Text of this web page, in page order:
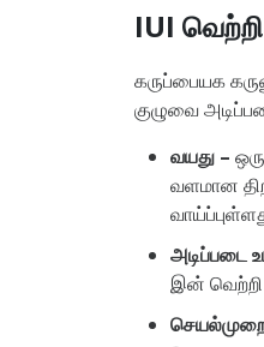
IUI
கருப்பையக
குழுவை
வயது –
வளமான
அடிப்படை
இன் வெற்றி